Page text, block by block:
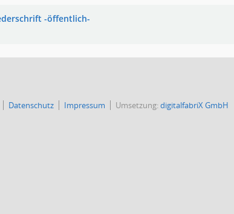
-öffentlich-
Datenschutz Impressum Umsetzung:digitalfabriX GmbH